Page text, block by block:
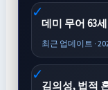
데미 무어 63
최근 업데이트 ·
김의성, 법적